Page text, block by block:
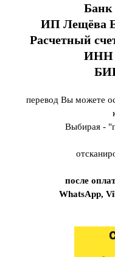
ИП Лещёва
Расчетный
ИНН
перевод Вы можете
Выбирая -
после
WhatsApp,